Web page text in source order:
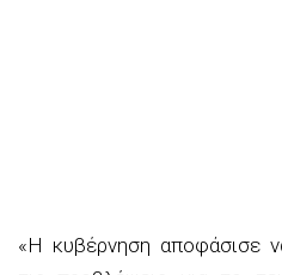
«Η κυβέρνηση αποφάσισε